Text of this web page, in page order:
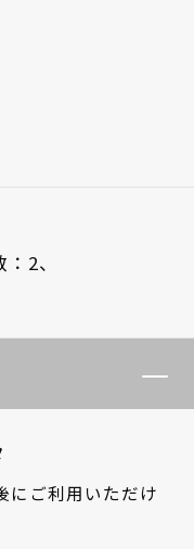
2、
にご利用いただけ